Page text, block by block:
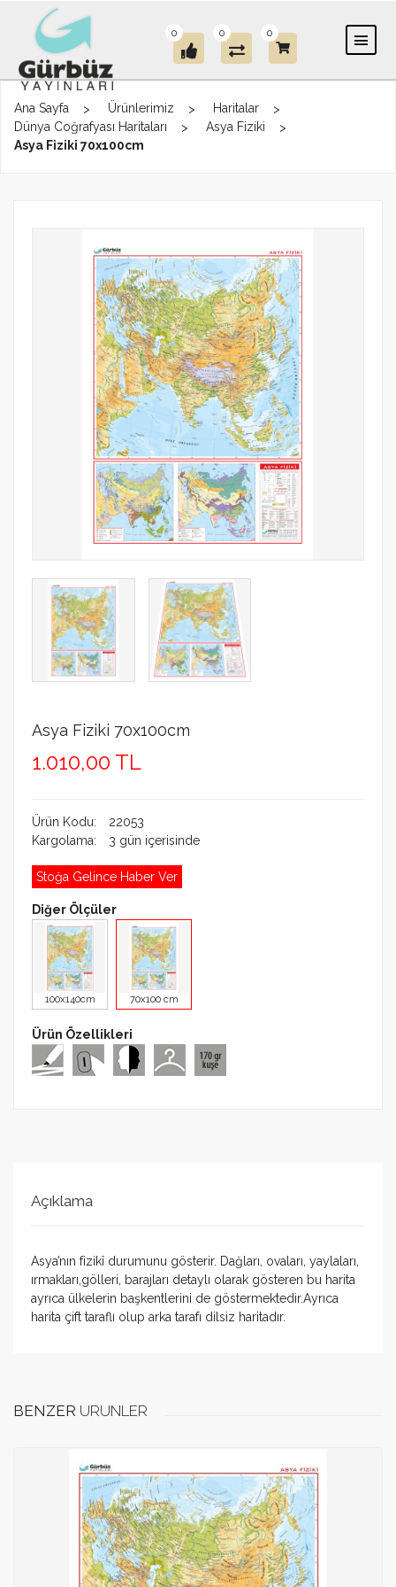
0 0 0
Ana Sayfa Ürünlerimiz
Haritalar
Dünya Coğrafyası Haritaları
Asya Fiziki
Asya Fiziki 70x100cm
Asya Fiziki 70x100cm
1.010,00 TL
Ürün Kodu:
22053
Kargolama:
3 gün içerisinde
Stoğa Gelince Haber Ver
Diğer Ölçüler
100x140cm 70x100 cm
Ürün Özellikleri
Açıklama
Asya’nın fizikî durumunu gösterir. Dağları, ovaları, yaylaları,
ırmakları,gölleri, barajları detaylı olarak gösteren bu harita
ayrıca ülkelerin başkentlerini de göstermektedir.Ayrıca
harita çift taraflı olup arka tarafı dilsiz haritadır.
doldurunuz.
Ad / soyad
Email Adresi
BENZER ÜRÜNLER